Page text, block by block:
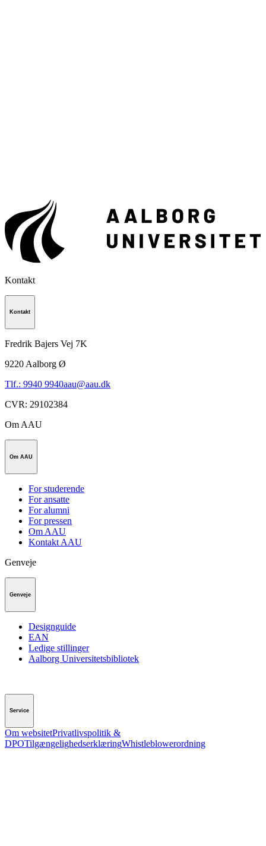
Kontakt
Kontakt
Fredrik Bajers Vej 7K
9220 Aalborg Ø
Tlf.: 9940 9940aau@aau.dk
CVR: 29102384
Om AAU
Om AAU
For studerende
For ansatte
For alumni
For pressen
Om AAU
Kontakt AAU
Genveje
Genveje
Designguide
EAN
Ledige stillinger
Aalborg Universitetsbibliotek
Service
Om websitetPrivatlivspolitik &
DPOTilgængelighedserklæringWhistleblowerordning